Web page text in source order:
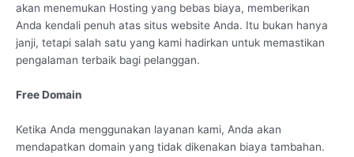
akan menemukan Hosting yang bebas biaya, memberikan
Anda kendali penuh atas situs website Anda. Itu bukan hanya
janji, tetapi salah satu yang kami hadirkan untuk memastikan
pengalaman terbaik bagi pelanggan.
Free Domain
Ketika Anda menggunakan layanan kami, Anda akan
mendapatkan domain yang tidak dikenakan biaya tambahan.